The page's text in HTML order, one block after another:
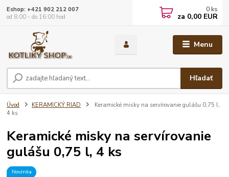
Menu
Hľadať
Eshop: +421 902 212 007
od 8:00 - do 16:00 hod
0 ks
za 0,00 EUR
Úvod KERAMICKÝ RIAD
Keramické misky na servírovanie gulášu 0,75 l,
4 ks
Keramické misky na servírovanie
gulášu 0,75 l, 4 ks
Novinka